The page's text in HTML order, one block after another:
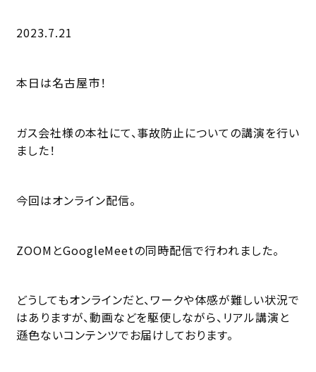
2023.7.21
本日は名古屋市！
ガス会社様の本社にて、事故防止についての講演を行い
ました！
今回はオンライン配信。
ZOOMとGoogleMeetの同時配信で行われました。
どうしてもオンラインだと、ワークや体感が難しい状況で
はありますが、動画などを駆使しながら、リアル講演と
遜色ないコンテンツでお届けしております。